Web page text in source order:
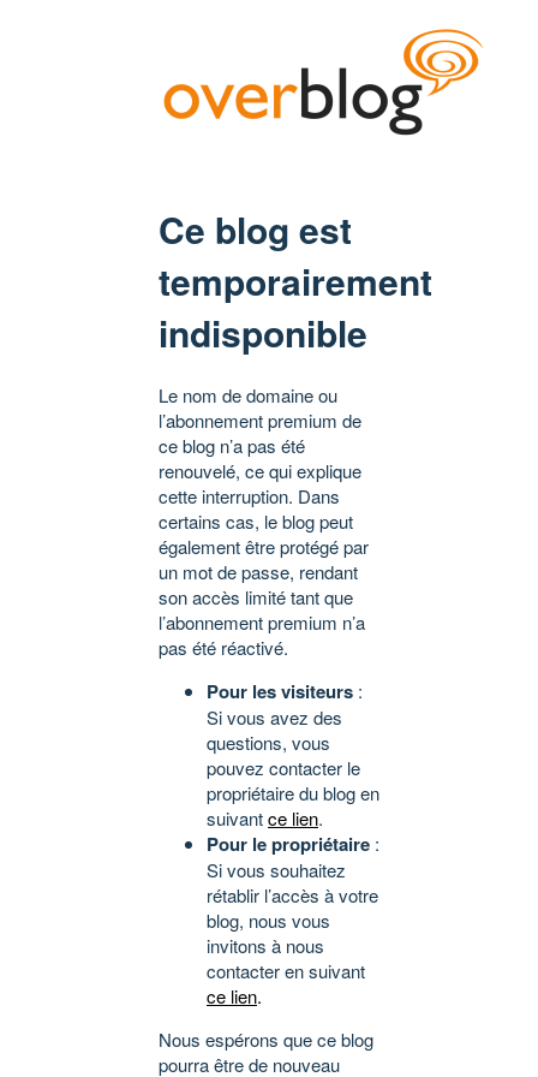
Ce blog est
temporairement
indisponible
Le nom de domaine ou
l’abonnement premium de
ce blog n’a pas été
renouvelé, ce qui explique
cette interruption. Dans
certains cas, le blog peut
également être protégé par
un mot de passe, rendant
son accès limité tant que
l’abonnement premium n’a
pas été réactivé.
Pour les visiteurs :
Si vous avez des
questions, vous
pouvez contacter le
propriétaire du blog en
suivantce lien.
Pour le propriétaire :
Si vous souhaitez
rétablir l’accès à votre
blog, nous vous
invitons à nous
contacter en suivant
ce lien.
Nous espérons que ce blog
pourra être de nouveau